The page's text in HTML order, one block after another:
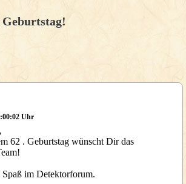
Uhr
62 . Geburtstag wünscht Dir das
im Detektorforum.